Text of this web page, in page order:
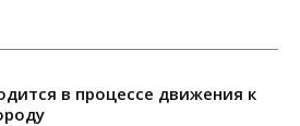
в процессе движения к